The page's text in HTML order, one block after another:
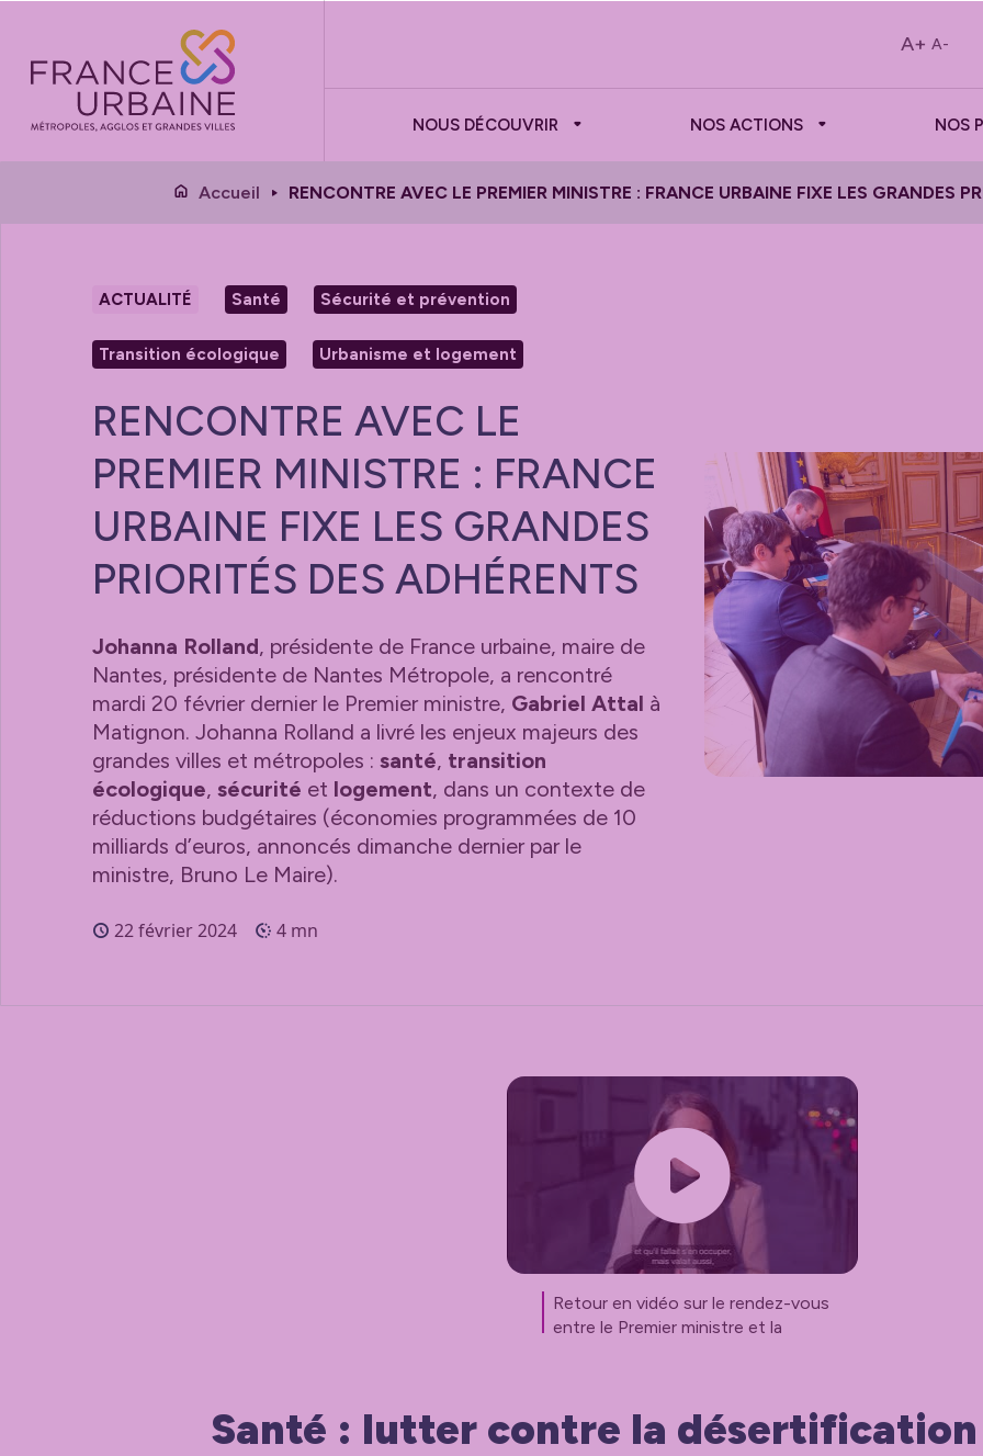
A+ A-
NOUS DÉCOUVRIR NOS ACTIONS NOS
Accueil RENCONTRE AVEC LE PREMIER MINISTRE : FRANCE URBAINE FIXE LES GRANDES
ACTUALITÉ Santé Sécurité et prévention
Transition écologique Urbanisme et logement
RENCONTRE AVEC LE
PREMIER MINISTRE : FRANCE
URBAINE FIXE LES GRANDES
PRIORITÉS DES ADHÉRENTS
Johanna Rolland, présidente de France urbaine, maire de
Nantes, présidente de Nantes Métropole, a rencontré
mardi 20 février dernier le Premier ministre, Gabriel Attal à
Matignon. Johanna Rolland a livré les enjeux majeurs des
grandes villes et métropoles : santé, transition
écologique, sécurité et logement, dans un contexte de
réductions budgétaires (économies programmées de 10
milliards d’euros, annoncés dimanche dernier par le
ministre, Bruno Le Maire).
22 février 2024 4 mn
Retour en vidéo sur le rendez-vous
entre le Premier ministre et la
Santé : lutter contre la désertification